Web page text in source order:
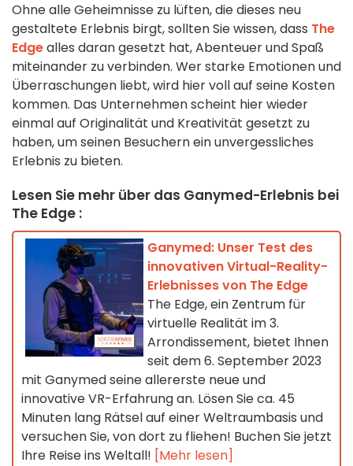
Ohne alle Geheimnisse zu lüften, die dieses neu
gestaltete Erlebnis birgt, sollten Sie wissen, dass The
Edgealles daran gesetzt hat, Abenteuer und Spaß
miteinander zu verbinden. Wer starke Emotionen und
Überraschungen liebt, wird hier voll auf seine Kosten
kommen. Das Unternehmen scheint hier wieder
einmal auf Originalität und Kreativität gesetzt zu
haben, um seinen Besuchern ein unvergessliches
Erlebnis zu bieten.
Lesen Sie mehr über das Ganymed-Erlebnis bei
The Edge :
Ganymed: Unser Test des
innovativen Virtual-Reality-
Erlebnisses von The Edge
The Edge, ein Zentrum für
virtuelle Realität im 3.
Arrondissement, bietet Ihnen
seit dem 6. September 2023
mit Ganymed seine allererste neue und
innovative VR-Erfahrung an. Lösen Sie ca. 45
Minuten lang Rätsel auf einer Weltraumbasis und
versuchen Sie, von dort zu fliehen! Buchen Sie jetzt
Ihre Reise ins Weltall! [Mehr lesen]